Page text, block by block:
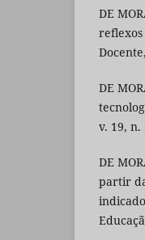
DE
DE
v. 19, n.
DE
partir